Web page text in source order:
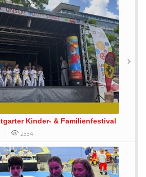
Kinder- & Familienfestival
2334